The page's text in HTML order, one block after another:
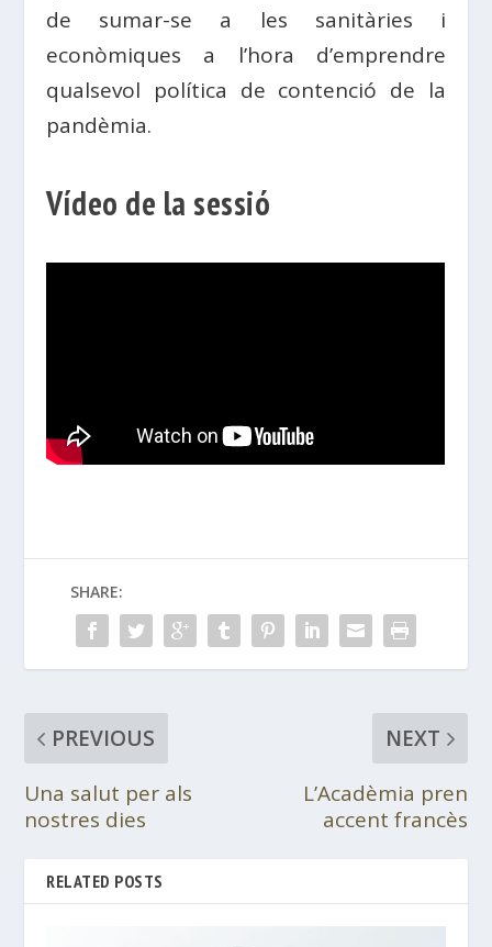
de sumar-se a les sanitàries i
econòmiques a l’hora d’emprendre
qualsevol política de contenció de la
pandèmia.
Vídeo de la sessió
SHARE:
PREVIOUS
Una salut per als
nostres dies
NEXT
L’Acadèmia pren
accent francès
RELATED POSTS